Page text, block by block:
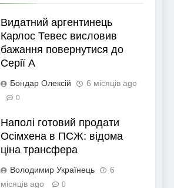
Видатний аргентинець
Карлос Тевес висловив
бажання повернутися до
Серії А
Бондар Олексій 6 місяців ago
0
Наполі готовий продати
Осімхена в ПСЖ: відома
ціна трансфера
Володимир Українець
6
місяців ago
0